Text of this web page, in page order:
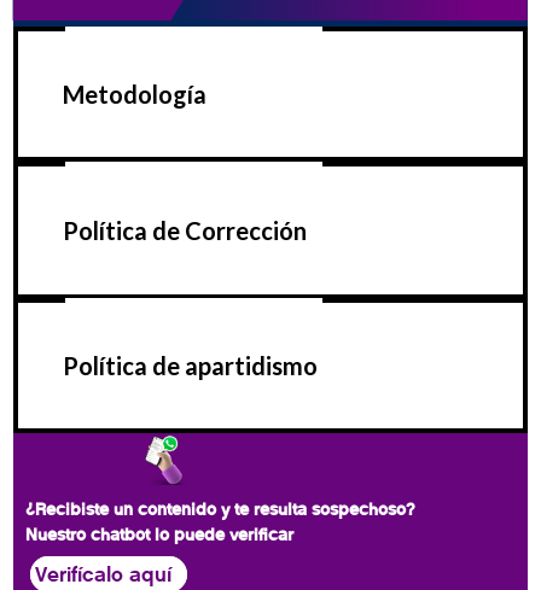
Metodología
Política de Corrección
Política de apartidismo
¿Recibiste un contenido y te resulta sospechoso?
Nuestro chatbot lo puede verificar
Verifícalo aquí